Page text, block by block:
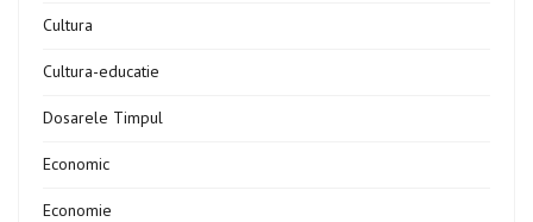
Cultura
Cultura-educatie
Dosarele Timpul
Economic
Economie